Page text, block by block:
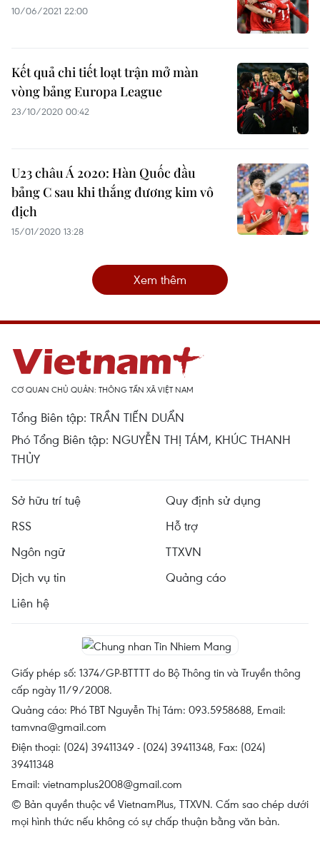
10/06/2021 22:00
Kết quả chi tiết loạt trận mở màn
vòng bảng Europa League
23/10/2020 00:42
U23 châu Á 2020: Hàn Quốc đầu
bảng C sau khi thắng đương kim vô
địch
15/01/2020 13:28
Xem thêm
CƠ QUAN CHỦ QUẢN: THÔNG TẤN XÃ VIỆT NAM
Tổng Biên tập: TRẦN TIẾN DUẨN
Phó Tổng Biên tập: NGUYỄN THỊ TÁM, KHÚC THANH
THỦY
Sở hữu trí tuệ
Quy định sử dụng
RSS
Hỗ trợ
Ngôn ngữ
TTXVN
Dịch vụ tin
Quảng cáo
Liên hệ
Giấy phép số: 1374/GP-BTTTT do Bộ Thông tin và Truyền thông
cấp ngày 11/9/2008.
Quảng cáo: Phó TBT Nguyễn Thị Tám: 093.5958688, Email:
tamvna@gmail.com
Điện thoại: (024) 39411349 - (024) 39411348, Fax: (024)
39411348
Email: vietnamplus2008@gmail.com
© Bản quyền thuộc về VietnamPlus, TTXVN. Cấm sao chép dưới
mọi hình thức nếu không có sự chấp thuận bằng văn bản.